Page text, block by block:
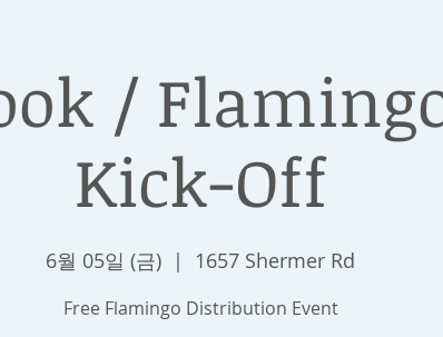
/
Kick-Off
6월 05일 (금)
  |
1657 Shermer Rd
Free Flamingo Distribution Event